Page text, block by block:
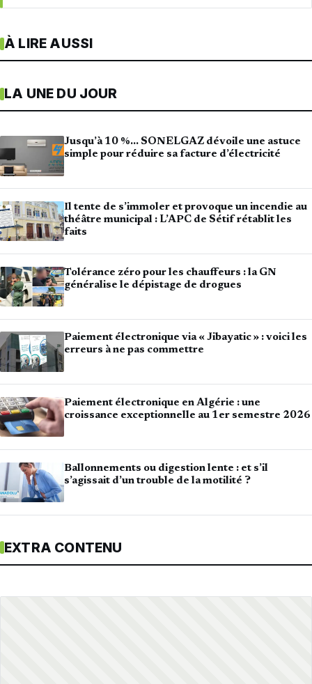
À LIRE AUSSI
LA UNE DU JOUR
Jusqu’à 10 %… SONELGAZ dévoile une astuce
simple pour réduire sa facture d’électricité
Il tente de s’immoler et provoque un incendie au
théâtre municipal : L’APC de Sétif rétablit les
faits
Tolérance zéro pour les chauffeurs : la GN
généralise le dépistage de drogues
Paiement électronique via « Jibayatic » : voici les
erreurs à ne pas commettre
Paiement électronique en Algérie : une
croissance exceptionnelle au 1er semestre 2026
Ballonnements ou digestion lente : et s’il
s’agissait d’un trouble de la motilité ?
EXTRA CONTENU